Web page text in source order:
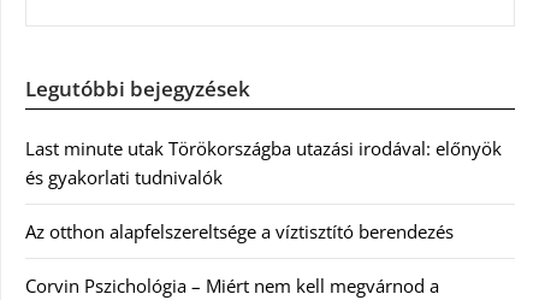
Legutóbbi bejegyzések
Last minute utak Törökországba utazási irodával: előnyök
és gyakorlati tudnivalók
Az otthon alapfelszereltsége a víztisztító berendezés
Corvin Pszichológia – Miért nem kell megvárnod a